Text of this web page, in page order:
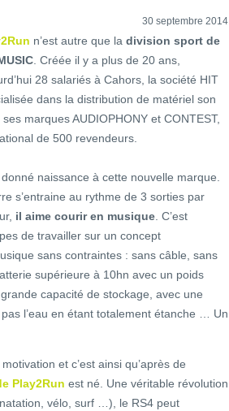
30 septembre 2014
n’est autre que la division sport de
. Créée il y a plus de 20 ans,
28 salariés à Cahors, la société HIT
dans la distribution de matériel son
marques AUDIOPHONY et CONTEST,
de 500 revendeurs.
donné naissance à cette nouvelle marque.
s’entraine au rythme de 3 sorties par
il aime courir en musique . C’est
de travailler sur un concept
sans contraintes : sans câble, sans
supérieure à 10hn avec un poids
capacité de stockage, avec une
l’eau en étant totalement étanche … Un
et c’est ainsi qu’après de
Play2Run est né. Une véritable révolution
vélo, surf …), le RS4 peut